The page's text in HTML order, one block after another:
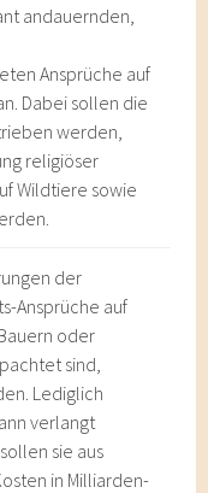
andauernden,
Ansprüche auf
Dabei sollen die
werden,
religiöser
Wildtiere sowie
der
Ansprüche auf
oder
sind,
Lediglich
verlangt
sie aus
in Milliarden-